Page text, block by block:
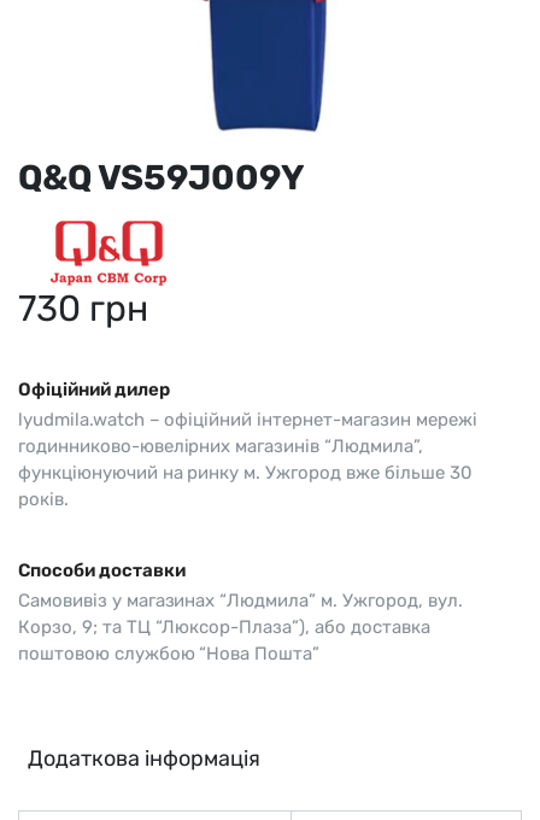
Q&Q VS59J009Y
730 грн
Офіційний дилер
lyudmila.watch – офіційний інтернет-магазин мережі
годинниково-ювелірних магазинів “Людмила”,
функціюнуючий на ринку м. Ужгород вже більше 30
років.
Способи доставки
Самовивіз у магазинах “Людмила” м. Ужгород, вул.
Корзо, 9; та ТЦ “Люксор-Плаза”), або доставка
поштовою службою “Нова Пошта”
Додаткова інформація